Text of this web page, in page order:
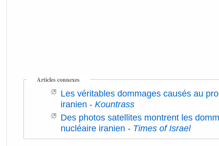
Articles connexes
Les véritables dommages causés au
iranien - Kountrass
Des photos satellites montrent les
nucléaire iranien - Times of Israel